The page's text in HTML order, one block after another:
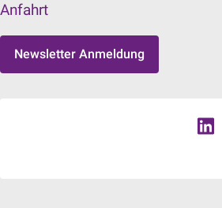
Anfahrt
Newsletter Anmeldung